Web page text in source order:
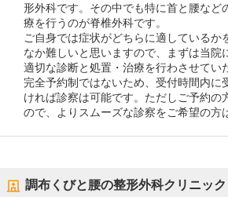
形外科です。その中でも特に首と腰など
療を行うのが脊椎外科です。
ご自身では症状がどちらに適しているか
なか難しいと思いますので、まずは当院
適切な診断と処置・治療を行わさせてい
完全予約制ではないため、受付時間内に
ければ診察は可能です。ただしご予約の
ので、よりスムーズな診察をご希望の方
調布くびと腰の整形外科クリニック